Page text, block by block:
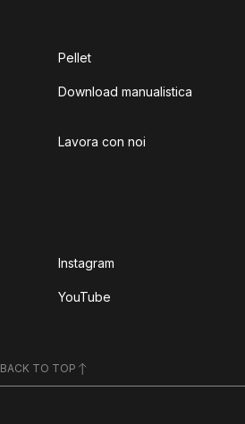
Pellet
Download manualistica
Lavora con noi
Instagram
YouTube
BACK TO TOP